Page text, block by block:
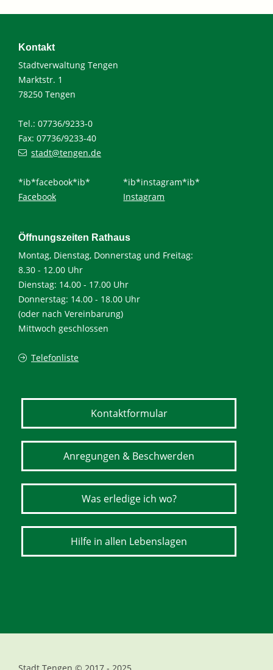
Kontakt
Stadtverwaltung Tengen
Marktstr. 1
78250 Tengen
Tel.: 07736/9233-0
Fax: 07736/9233-40
stadt@tengen.de
*ib*facebook*ib*
Facebook
*ib*instagram*ib*
Instagram
Öffnungszeiten Rathaus
Montag, Dienstag, Donnerstag und Freitag:
8.30 - 12.00 Uhr
Dienstag: 14.00 - 17.00 Uhr
Donnerstag: 14.00 - 18.00 Uhr
(oder nach Vereinbarung)
Mittwoch geschlossen
Telefonliste
Kontaktformular
Anregungen & Beschwerden
Was erledige ich wo?
Hilfe in allen Lebenslagen